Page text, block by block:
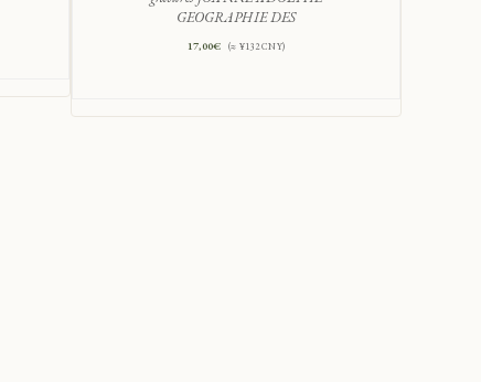
GEOGRAPHIE DES
17,00€ (≈ ¥132 CNY)